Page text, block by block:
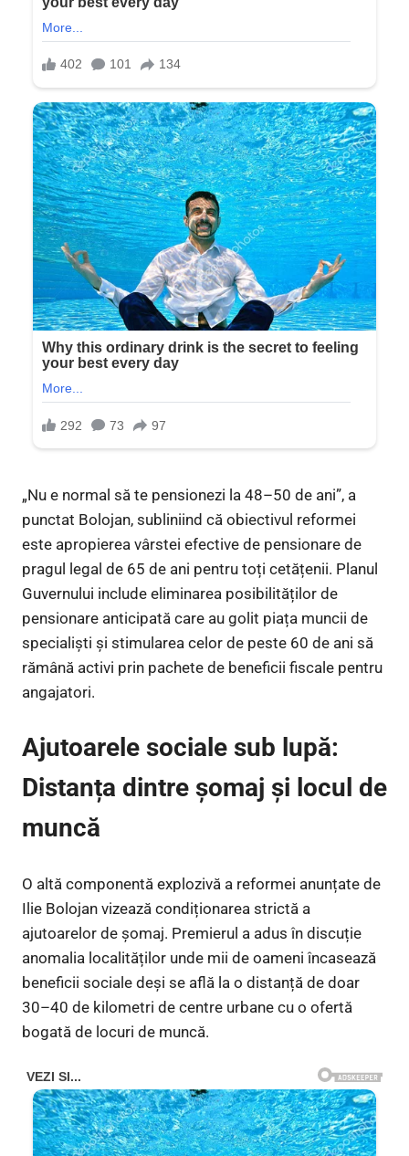
„Nu e normal să te pensionezi la 48–50 de ani”, a
punctat Bolojan, subliniind că obiectivul reformei
este apropierea vârstei efective de pensionare de
pragul legal de 65 de ani pentru toți cetățenii. Planul
Guvernului include eliminarea posibilităților de
pensionare anticipată care au golit piața muncii de
specialiști și stimularea celor de peste 60 de ani să
rămână activi prin pachete de beneficii fiscale pentru
angajatori.
Ajutoarele sociale sub lupă:
Distanța dintre șomaj și locul de
muncă
O altă componentă explozivă a reformei anunțate de
Ilie Bolojan vizează condiționarea strictă a
ajutoarelor de șomaj. Premierul a adus în discuție
anomalia localităților unde mii de oameni încasează
beneficii sociale deși se află la o distanță de doar
30–40 de kilometri de centre urbane cu o ofertă
bogată de locuri de muncă.